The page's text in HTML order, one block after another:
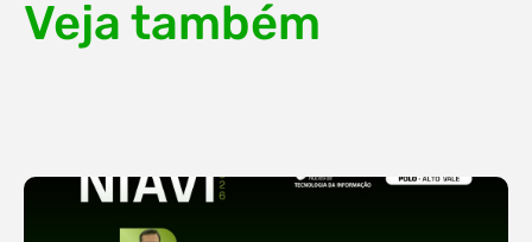
Veja também